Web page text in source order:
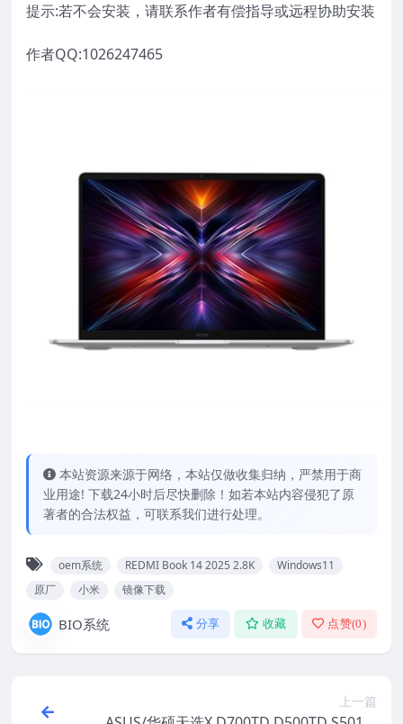
提示:若不会安装，请联系作者有偿指导或远程协助安装
作者QQ:1026247465
本站资源来源于网络，本站仅做收集归纳，严禁用于商
业用途! 下载24小时后尽快删除！如若本站内容侵犯了原
著者的合法权益，可联系我们进行处理。
oem系统 REDMI Book 14 2025 2.8K
Windows11
原厂
小米 镜像下载
BIO系统 分享 收藏 点赞(0)
上一篇